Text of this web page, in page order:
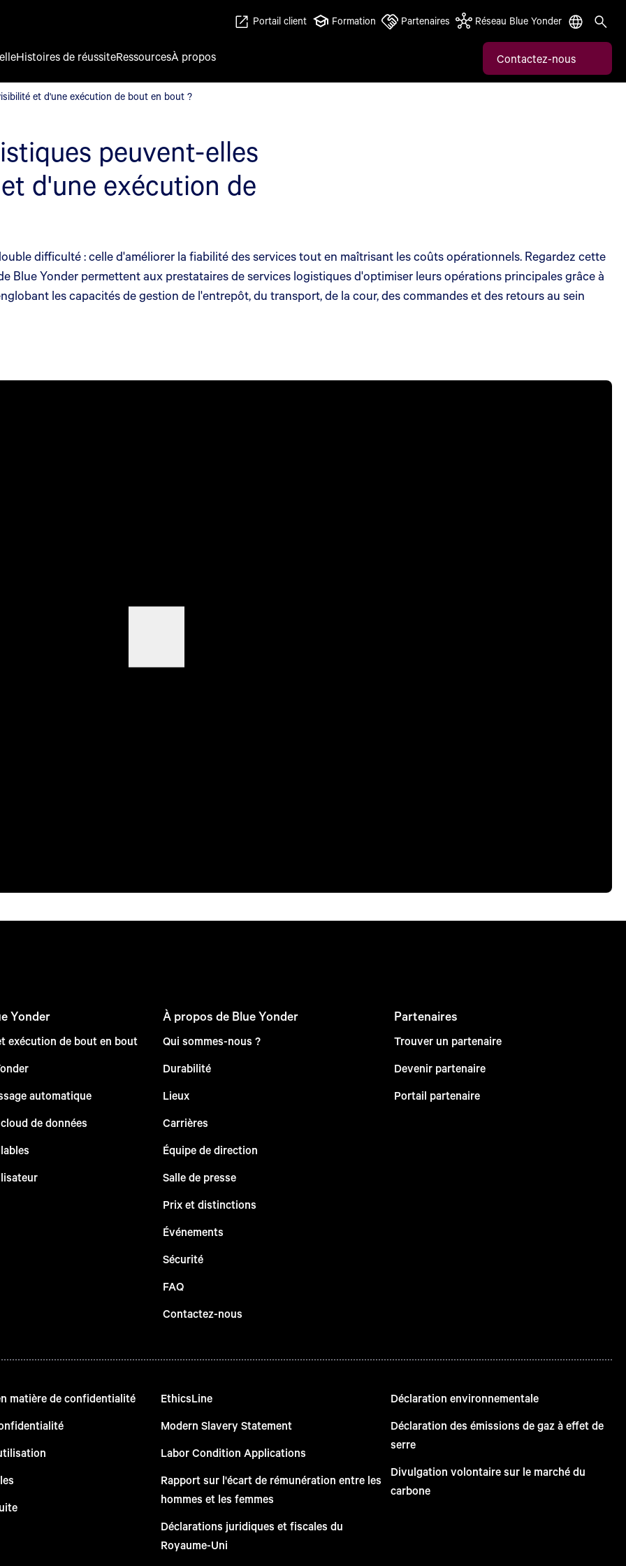
et d'une exécution de bout en bout ?
Portail client Formation Partenaires Réseau Blue Yonder
Histoires de réussiteRessourcesÀ propos Contactez-nous
et d'une exécution de bout en bout ?
peuvent-elles
d'une exécution de
difficulté : celle d'améliorer la fiabilité des services tout en maîtrisant les coûts opérationnels. Regardez cette
Blue Yonder permettent aux prestataires de services logistiques d'optimiser leurs opérations principales grâce à
les capacités de gestion de l'entrepôt, du transport, de la cour, des commandes et des retours au sein
Yonder
exécution de bout en bout
automatique
de données
À propos de Blue Yonder
Qui sommes-nous ?
Durabilité
Lieux
Carrières
Équipe de direction
Salle de presse
Prix et distinctions
Événements
Sécurité
FAQ
Contactez-nous
Partenaires
Trouver un partenaire
Devenir partenaire
Portail partenaire
matière de confidentialité
EthicsLine
Modern Slavery Statement
Labor Condition Applications
Rapport sur l'écart de rémunération entre les
hommes et les femmes
Déclarations juridiques et fiscales du
Royaume-Uni
Déclaration environnementale
Déclaration des émissions de gaz à effet de
serre
Divulgation volontaire sur le marché du
carbone